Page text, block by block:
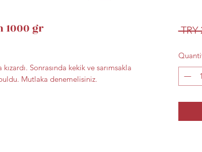
1000 gr
Sonrasında kekik ve sarımsakla
Mutlaka denemelisiniz.
TRY